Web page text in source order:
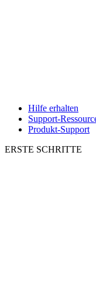
Hilfe erhalten
Support-
Produkt-Support
ERSTE SCHRITTE